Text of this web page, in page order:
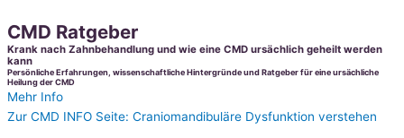
CMD Ratgeber
Krank nach Zahnbehandlung und wie eine CMD ursächlich geheilt werden
kann
Persönliche Erfahrungen, wissenschaftliche Hintergründe und Ratgeber für eine ursächliche
Heilung der CMD
Mehr Info
Zur CMD INFO Seite: Craniomandibuläre Dysfunktion verstehen